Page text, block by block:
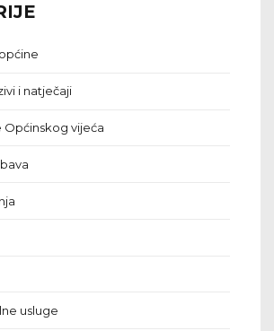
i natječaji
Općinskog vijeća
usluge